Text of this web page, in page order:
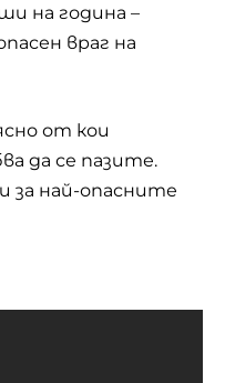
на година –
враг на
от кои
да се пазите.
за най-опасните